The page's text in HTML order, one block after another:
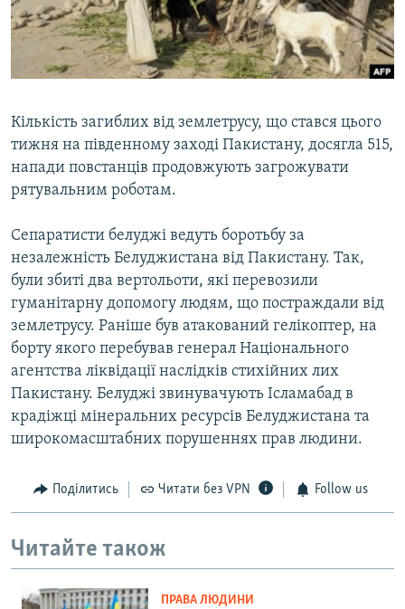
СВІДЧЕННЯ ОКУПАЦІЇ
УКРАЇНСЬКА ПРОБЛЕМА КРИМУ
ІНФОГРАФІКА
Qırımtatar
ДОЛУЧАЙСЯ!
Усі сайти RFE/RL
Кількість загиблих від землетрусу, що стався цього
тижня на південному заході Пакистану, досягла 515,
напади повстанців продовжують загрожувати
рятувальним роботам.
Сепаратисти белуджі ведуть боротьбу за
незалежність Белуджистана від Пакистану. Так,
були збиті два вертольоти, які перевозили
гуманітарну допомогу людям, що постраждали від
землетрусу. Раніше був атакований гелікоптер, на
борту якого перебував генерал Національного
агентства ліквідації наслідків стихійних лих
Пакистану. Белуджі звинувачують Ісламабад в
крадіжці мінеральних ресурсів Белуджистана та
широкомасштабних порушеннях прав людини.
Поділитись Читати без VPN Follow us
Читайте також
ПРАВА ЛЮДИНИ